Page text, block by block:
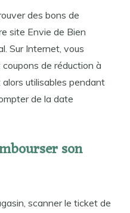
des bons de
site Envie de Bien
Sur Internet, vous
de réduction à
utilisables pendant
de la date
son
scanner le ticket de